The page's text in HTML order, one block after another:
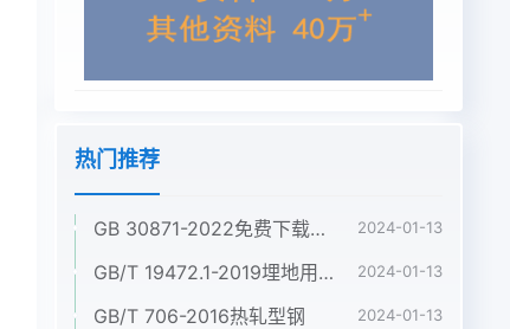
热门推荐
GB 30871-2022免费下载危险化学品企业特殊作业安全规范 2024-01-13
GB/T 19472.1-2019埋地用聚乙烯(PE)结构壁管道系统 第1部分:聚乙烯双壁波纹管材 2024-01-13
GB/T 706-2016热轧型钢 2024-01-13